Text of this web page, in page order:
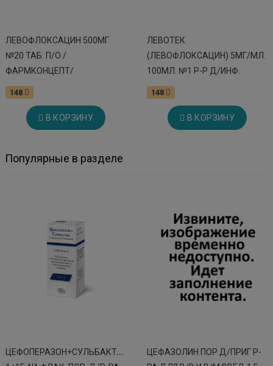
ЛЕВОФЛОКСАЦИН 500МГ.
№20 ТАБ. П/О /
ФАРМКОНЦЕПТ/
148
В КОРЗИНУ
ЛЕВОТЕК
(ЛЕВОФЛОКСАЦИН) 5МГ/МЛ.
100МЛ. №1 Р-Р Д/ИНФ.
148
В КОРЗИНУ
Популярные в разделе
Ц
ЕФОПЕРАЗОН+СУЛЬБАКТАМ
ЦЕФАЗОЛИН ПОР Д/ПРИГ Р-